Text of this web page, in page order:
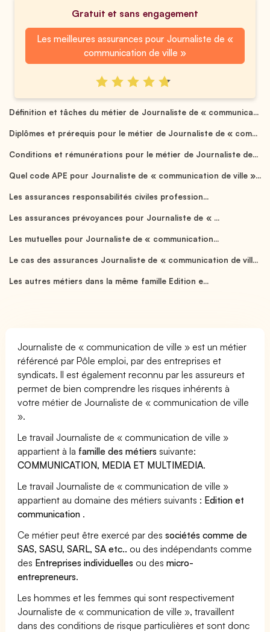
Gratuit et sans engagement
Les meilleures assurances pour Journaliste de «
communication de ville »
Définition et tâches du métier de Journaliste de « communica...
Diplômes et prérequis pour le métier de Journaliste de « com...
Conditions et rémunérations pour le métier de Journaliste de...
Quel code APE pour Journaliste de « communication de ville »...
Les assurances responsabilités civiles profession...
Les assurances prévoyances pour Journaliste de « ...
Les mutuelles pour Journaliste de « communication...
Le cas des assurances Journaliste de « communication de vill...
Les autres métiers dans la même famille Edition e...
Journaliste de « communication de ville » est un métier
référencé par Pôle emploi, par des entreprises et
syndicats. Il est également reconnu par les assureurs et
permet de bien comprendre les risques inhérents à
votre métier de Journaliste de « communication de ville
».
Le travail Journaliste de « communication de ville »
appartient à la famille des métiers suivante:
COMMUNICATION, MEDIA ET MULTIMEDIA.
Le travail Journaliste de « communication de ville »
appartient au domaine des métiers suivants : Edition et
communication .
Ce métier peut être exercé par dessociétés comme de
SAS, SASU, SARL, SA etc.. ou des indépendants comme
des Entreprises individuelles ou desmicro-
entrepreneurs.
Les hommes et les femmes qui sont respectivement
Journaliste de « communication de ville », travaillent
dans des conditions de risque particulières et sont donc